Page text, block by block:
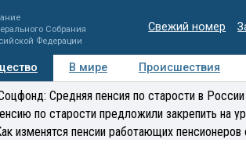
Собрания
Федерации
Свежий номер
В мире Происшествия
Регионы Медиацентр
Средняя пенсия по старости в
по старости предложили закрепить на
изменятся пенсии работающих пенсионеров